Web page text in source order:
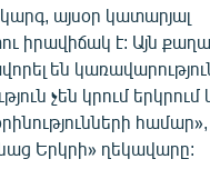
այսօր կատարյալ
իրավիճակ է: Այն
են
չեն կրում
համար»,
Երկրի» ղեկավարը: